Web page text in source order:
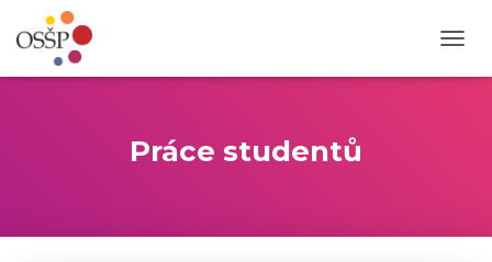
Práce studentů